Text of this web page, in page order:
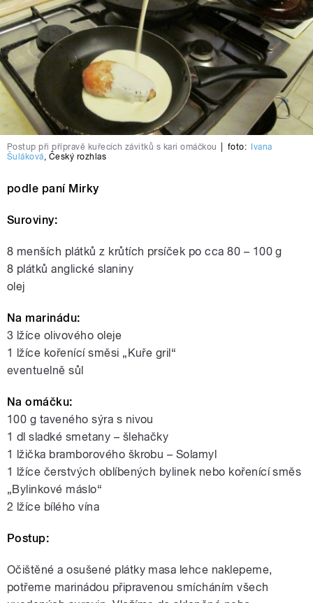
Postup při přípravě kuřecích závitků s kari omáčkou foto:
Ivana
Šuláková, Český rozhlas
podle paní Mirky
Suroviny:
8 menších plátků z krůtích prsíček po cca 80 – 100 g
8 plátků anglické slaniny
olej
Na marinádu:
3 lžíce olivového oleje
1 lžíce kořenící směsi „Kuře gril“
eventuelně sůl
Na omáčku:
100 g taveného sýra s nivou
1 dl sladké smetany – šlehačky
1 lžička bramborového škrobu – Solamyl
1 lžíce čerstvých oblíbených bylinek nebo kořenící směs
„Bylinkové máslo“
2 lžíce bílého vína
Postup:
Očištěné a osušené plátky masa lehce naklepeme,
potřeme marinádou připravenou smícháním všech